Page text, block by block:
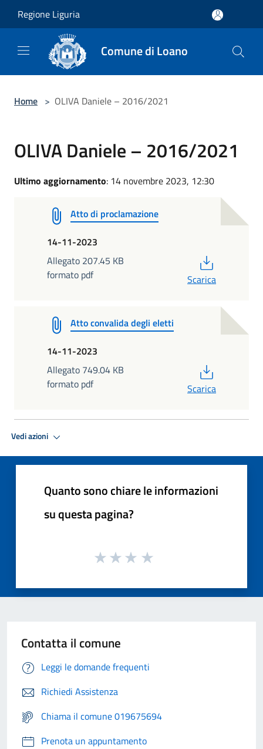
Regione Liguria
Comune di Loano
Home > OLIVA Daniele – 2016/2021
OLIVA Daniele – 2016/2021
Ultimo aggiornamento: 14 novembre 2023, 12:30
Atto di proclamazione
14-11-2023
Allegato 207.45 KB
formato pdf
Scarica
Atto convalida degli eletti
14-11-2023
Allegato 749.04 KB
formato pdf
Scarica
Vedi azioni
Quanto sono chiare le informazioni
su questa pagina?
Contatta il comune
Leggi le domande frequenti
Richiedi Assistenza
Chiama il comune 019675694
Prenota un appuntamento